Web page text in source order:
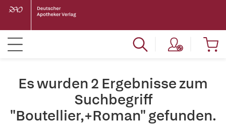
Es wurden 2 Ergebnisse zum
Suchbegriff
"Boutellier,+Roman" gefunden.